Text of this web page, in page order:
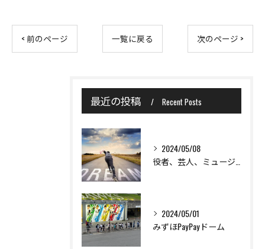
< 前のページ 一覧に戻る 次のページ >
最近の投稿 Recent Posts
2024/05/08
2024/05/01
みずほPayPayドーム